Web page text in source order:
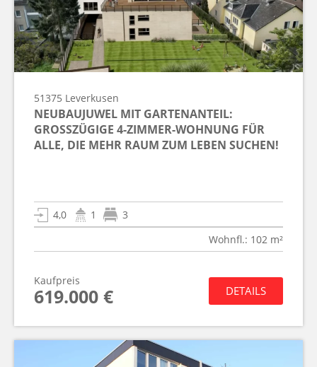
51375 Leverkusen
NEUBAUJUWEL MIT GARTENANTEIL:
GROSSZÜGIGE 4-ZIMMER-WOHNUNG FÜR A
LLE, DIE MEHR RAUM ZUM LEBEN SUCHEN!
4,0 1
3
Wohnfl.: 102 m²
Kaufpreis
619.000 € DETAILS